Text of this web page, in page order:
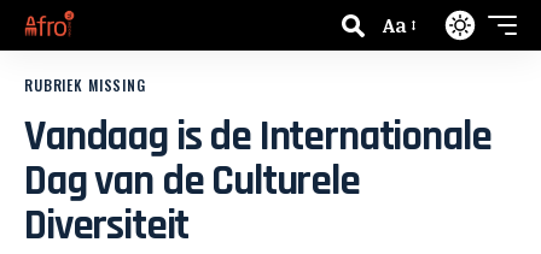
Aa
RUBRIEK MISSING
Vandaag is de Internationale
Dag van de Culturele
Diversiteit